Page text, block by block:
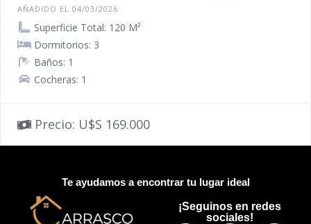
AÑADIDO EL 04/03/2026
Superficie Total: 120 M²
Dormitorios: 3
Baños: 1
Cocheras: 1
Precio: U$S 169.000
Te ayudamos a encontrar tu lugar ideal
¡Seguinos en redes
sociales!